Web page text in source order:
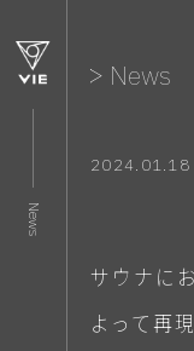
News
News
2024.01.18
サウナに
よって再